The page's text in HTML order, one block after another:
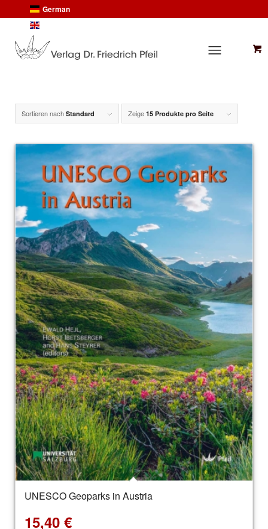
German
Sortieren nach Standard Zeige 15 Produkte pro Seite
UNESCO Geoparks in Austria
15,40 €